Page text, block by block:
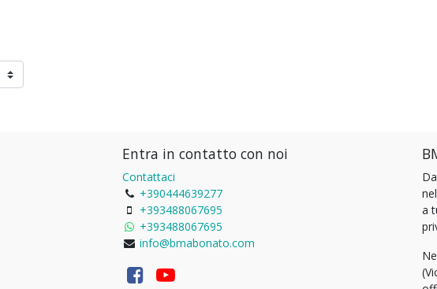
Entra in contatto con noi
Contattaci
+390444639277
+393488067695
+393488067695
info@bmabonato.com
a